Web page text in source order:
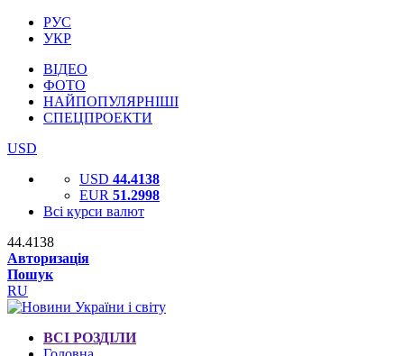
РУС
УКР
ВІДЕО
ФОТО
НАЙПОПУЛЯРНІШІ
СПЕЦПРОЕКТИ
USD
USD 44.4138
EUR 51.2998
Всі курси валют
44.4138
Авторизація
Пошук
RU
ВСІ РОЗДІЛИ